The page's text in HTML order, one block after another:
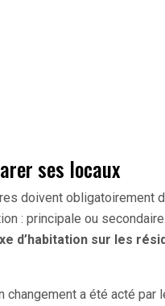
ses locaux
doivent obligatoirement
: principale ou
d’habitation sur les
changement a été acté